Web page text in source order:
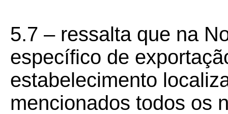
5.7 – ressalta que na
específico de
estabelecimento
mencionados todos os